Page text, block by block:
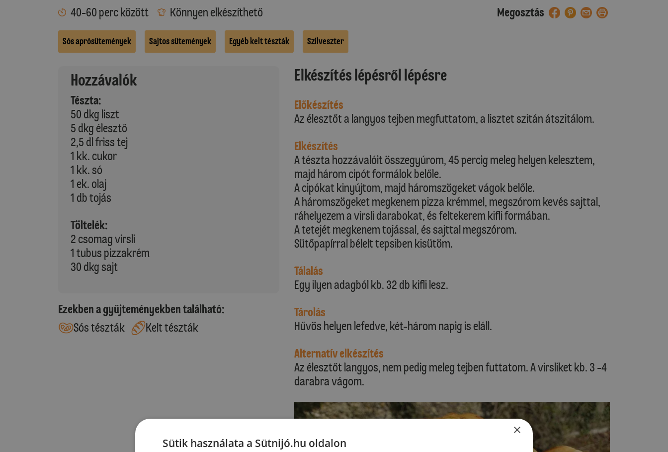
40-60 perc között Könnyen elkészíthető Megosztás
Sós aprósütemények Sajtos sütemények Egyéb kelt tészták Szilveszter
Hozzávalók
Tészta:
50 dkg liszt
5 dkg élesztő
2,5 dl friss tej
1 kk. cukor
1 kk. só
1 ek. olaj
1 db tojás
Töltelék:
2 csomag virsli
1 tubus pizzakrém
30 dkg sajt
Ezekben a gyűjteményekben található:
Sós tészták
Kelt tészták
Elkészítés lépésről lépésre
Előkészítés
Az élesztőt a langyos tejben megfuttatom, a lisztet szitán átszitálom.
Elkészítés
A tészta hozzávalóit összegyúrom, 45 percig meleg helyen kelesztem,
majd három cipót formálok belőle.
A cipókat kinyújtom, majd háromszögeket vágok belőle.
A háromszögeket megkenem pizza krémmel, megszórom kevés sajttal,
ráhelyezem a virsli darabokat, és feltekerem kifli formában.
A tetejét megkenem tojással, és sajttal megszórom.
Sütőpapírral bélelt tepsiben kisütöm.
Tálalás
Egy ilyen adagból kb. 32 db kifli lesz.
Tárolás
Hűvös helyen lefedve, két-három napig is eláll.
Alternatív elkészítés
Az élesztőt langyos, nem pedig meleg tejben futtatom. A virsliket kb. 3 -4
darabra vágom.
×
Sütik használata a Sütnijó.hu oldalon